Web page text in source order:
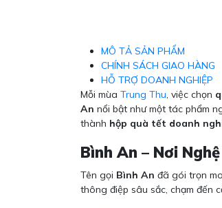
MÔ TẢ SẢN PHẨM
CHÍNH SÁCH GIAO HÀNG
HỖ TRỢ DOANH NGHIỆP
Mỗi mùa Trung Thu, việc chọn
An nổi bật như một tác phẩm
thành hộp quà tết doanh
Bình An – Nơi
Tên gọi Bình An đã gói trọn
thông điệp sâu sắc, chạm đến